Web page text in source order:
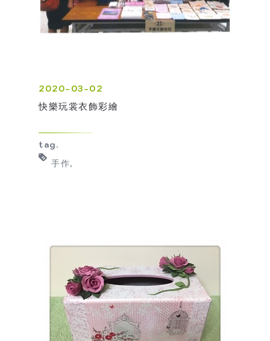
2020-03-02
快樂玩裳衣飾彩繪
tag.
手作